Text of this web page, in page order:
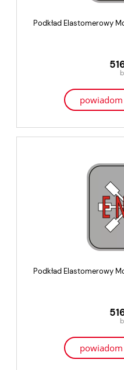
Podkład Elastomerowy
Podkład Elastomerowy